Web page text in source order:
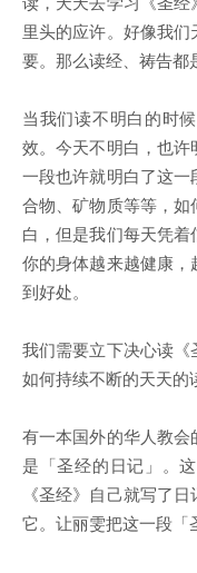
里头的应许。好像我
要。那么读经、祷告都
当我们读不明白的时
效。今天不明白，也
一段也许就明白了这
合物、矿物质等等，
白，但是我们每天凭
你的身体越来越健康
到好处。
我们需要立下决心读
如何持续不断的天天的
有一本国外的华人教
是「圣经的日记」。
《圣经》自己就写了
它。让丽雯把这一段「